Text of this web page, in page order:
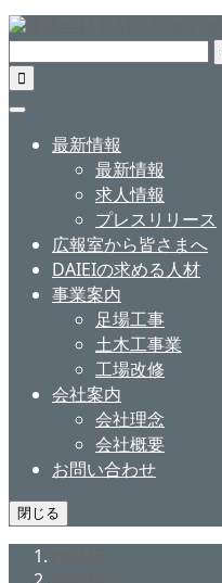

最新情報
最新情報
求人情報
プレスリリース
広報室から皆さまへ
DAIEIの求める人材
事業案内
足場工事
土木工事業
工場改修
会社案内
会社理念
会社概要
お問い合わせ
閉じる